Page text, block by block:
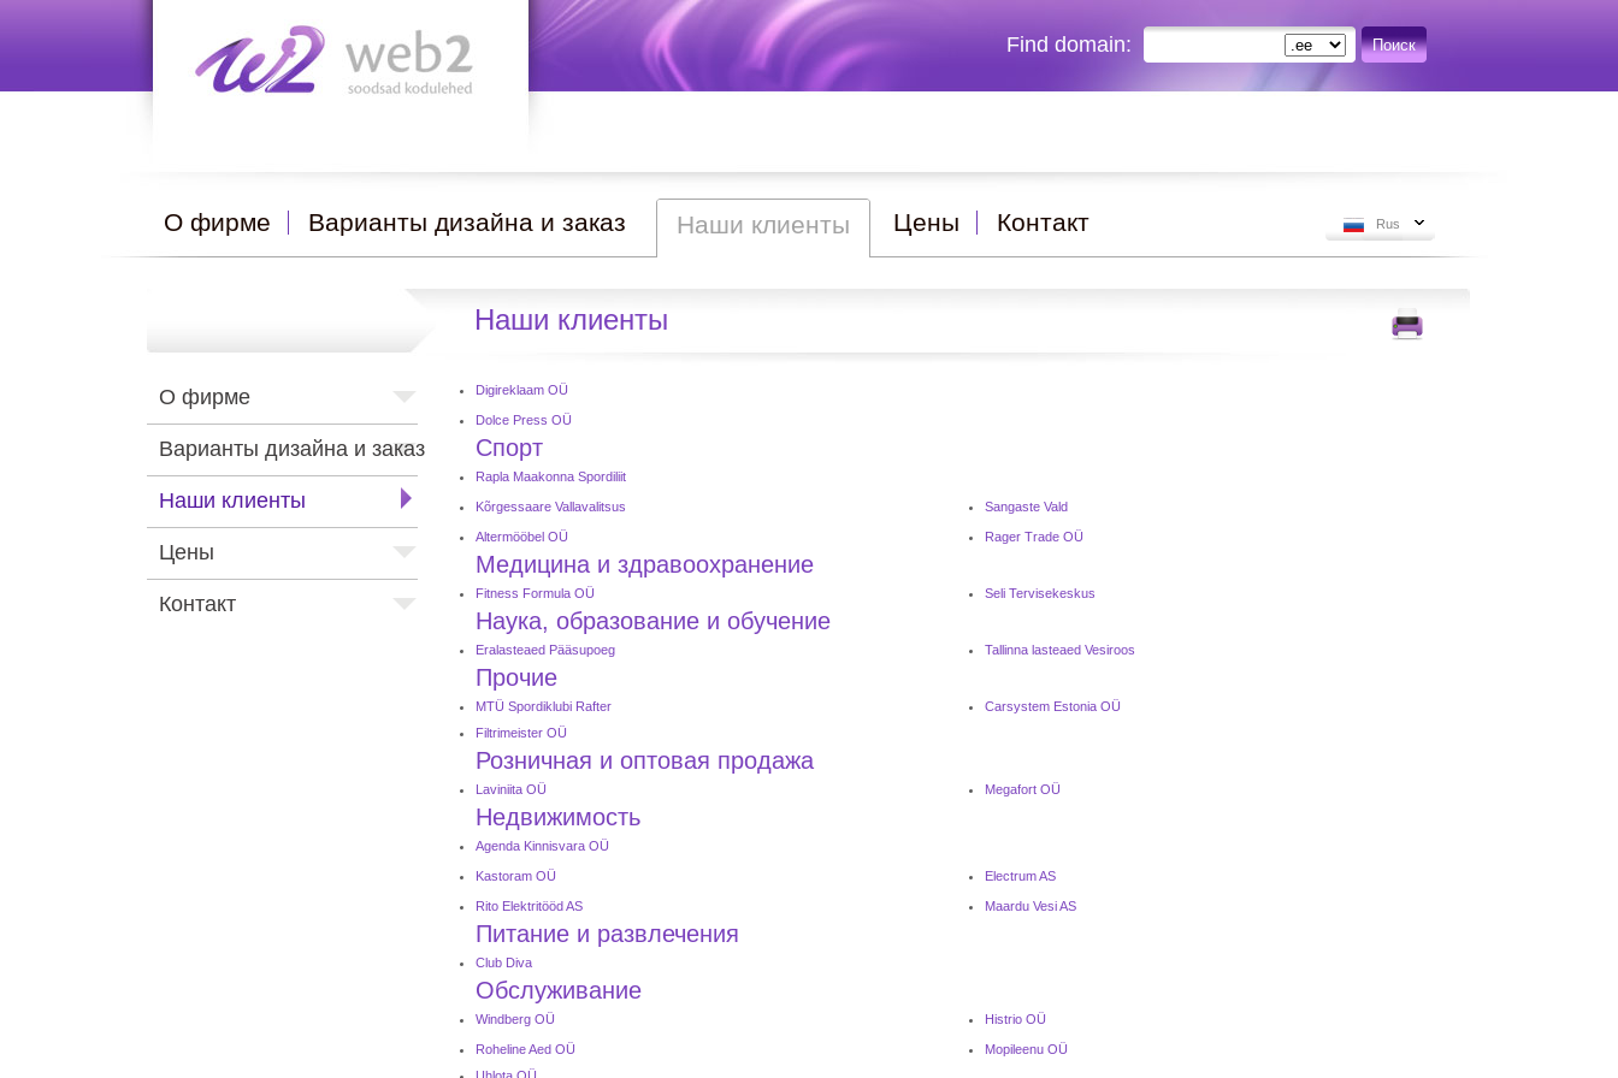
Find domain: Поиск
О фирме Варианты дизайна и заказ Наши клиенты Цены Контакт Rus
О фирме
Варианты дизайна и заказ
Наши клиенты
Цены
Контакт
Наши клиенты
Digireklaam OÜ
Dolce Press OÜ
Спорт
Rapla Maakonna Spordiliit
Kõrgessaare Vallavalitsus Sangaste Vald
Altermööbel OÜ Rager Trade OÜ
Медицина и здравоохранение
Fitness Formula OÜ Seli Tervisekeskus
Наука, образование и обучение
Eralasteaed Pääsupoeg Tallinna lasteaed Vesiroos
Прочие
MTÜ Spordiklubi Rafter
Filtrimeister OÜ
Carsystem Estonia OÜ
Розничная и оптовая продажа
Laviniita OÜ Megafort OÜ
Недвижимость
Agenda Kinnisvara OÜ
Kastoram OÜ Electrum AS
Rito Elektritööd AS Maardu Vesi AS
Питание и развлечения
Club Diva
Обслуживание
Windberg OÜ Histrio OÜ
Roheline Aed OÜ
Mopileenu OÜ